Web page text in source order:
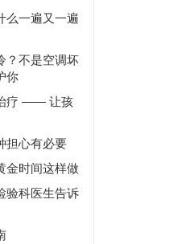
么一遍又一遍
？不是空调坏
你
疗 —— 让孩
担心有必要
金时间这样做
验科医生告诉